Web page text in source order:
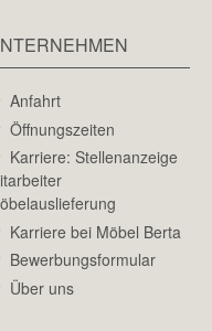
Anfahrt
Öffnungszeiten
Karriere: Stellenanzeige
Karriere bei Möbel Berta
Bewerbungsformular
Über uns